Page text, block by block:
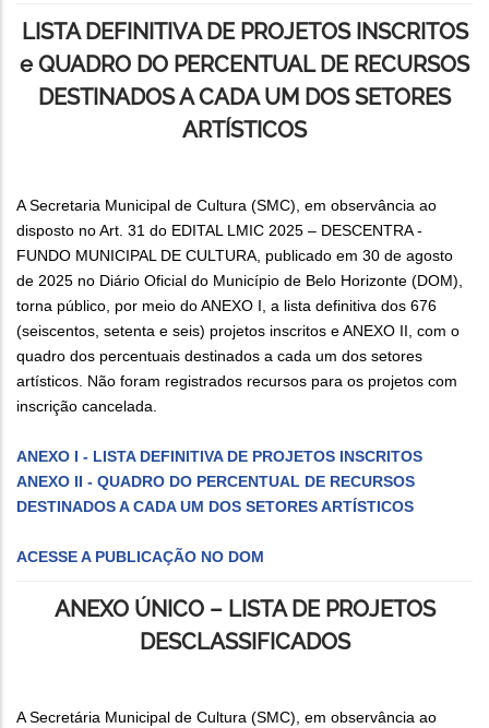
LISTA DEFINITIVA DE PROJETOS INSCRITOS
e QUADRO DO PERCENTUAL DE RECURSOS
DESTINADOS A CADA UM DOS SETORES
ARTÍSTICOS
A Secretaria Municipal de Cultura (SMC), em observância ao
disposto no Art. 31 do EDITAL LMIC 2025 – DESCENTRA -
FUNDO MUNICIPAL DE CULTURA, publicado em 30 de agosto
de 2025 no Diário Oficial do Município de Belo Horizonte (DOM),
torna público, por meio do ANEXO I, a lista definitiva dos 676
(seiscentos, setenta e seis) projetos inscritos e ANEXO II, com o
quadro dos percentuais destinados a cada um dos setores
artísticos. Não foram registrados recursos para os projetos com
inscrição cancelada.
ANEXO I - LISTA DEFINITIVA DE PROJETOS INSCRITOS
ANEXO II - QUADRO DO PERCENTUAL DE RECURSOS
DESTINADOS A CADA UM DOS SETORES ARTÍSTICOS
ACESSE A PUBLICAÇÃO NO DOM
ANEXO ÚNICO – LISTA DE PROJETOS
DESCLASSIFICADOS
A Secretária Municipal de Cultura (SMC), em observância ao